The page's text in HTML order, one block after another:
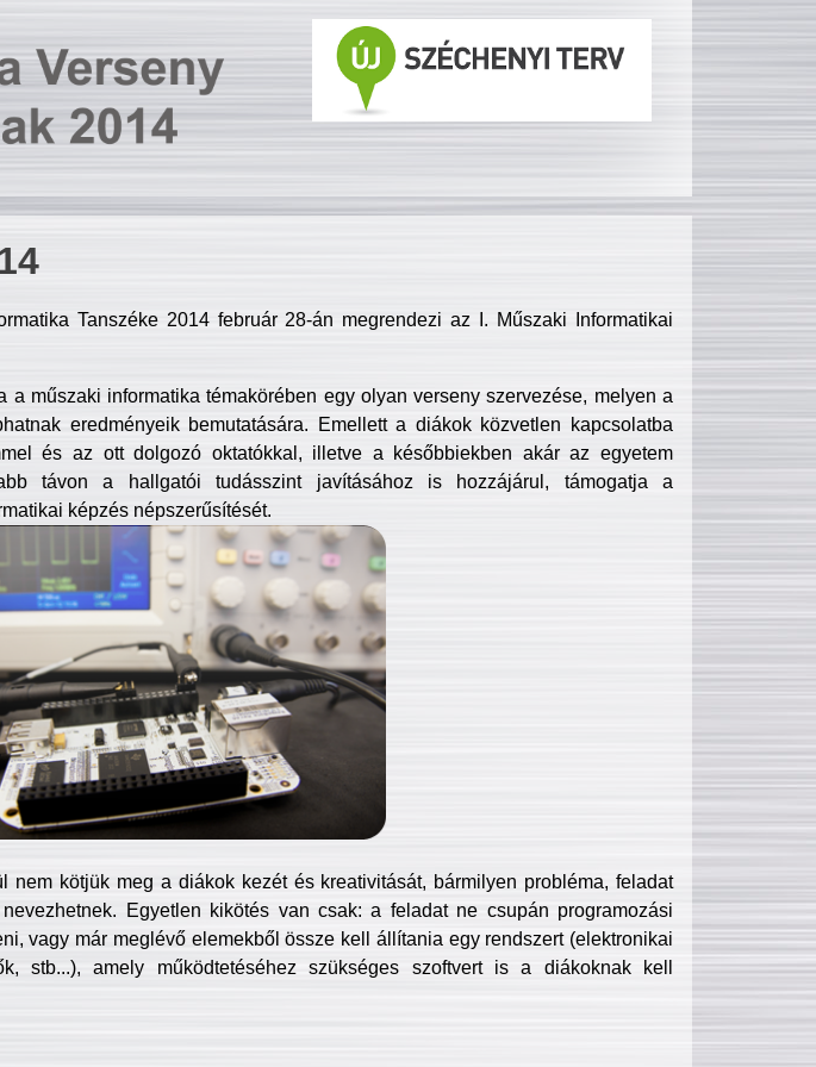
Tanszéke 2014 február 28-án megrendezi az I. Műszaki Informatikai
a műszaki informatika témakörében egy olyan verseny szervezése, melyen a
eredményeik bemutatására. Emellett a diákok közvetlen kapcsolatba
és az ott dolgozó oktatókkal, illetve a későbbiekben akár az egyetem
távon a hallgatói tudásszint javításához is hozzájárul, támogatja a
képzés népszerűsítését.
nem kötjük meg a diákok kezét és kreativitását, bármilyen probléma, feladat
Egyetlen kikötés van csak: a feladat ne csupán programozási
vagy már meglévő elemekből össze kell állítania egy rendszert (elektronikai
stb...), amely működtetéséhez szükséges szoftvert is a diákoknak kell